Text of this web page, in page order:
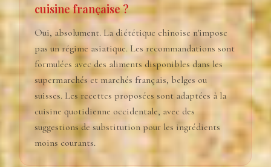
cuisine française ?
Oui, absolument. La diététique chinoise n'impose
pas un régime asiatique. Les recommandations sont
formulées avec des aliments disponibles dans les
supermarchés et marchés français, belges ou
suisses. Les recettes proposées sont adaptées à la
cuisine quotidienne occidentale, avec des
suggestions de substitution pour les ingrédients
moins courants.